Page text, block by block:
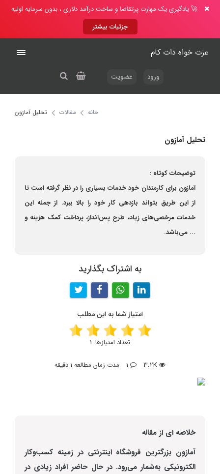
🚀 یادگیری یک مهارت پرتقاضا و ساخت درآمد دلاری ، بدون سرمایه اولیه
جزئیات بیشتر
عزت خواه دات کام
ورود عضویت
خانه مقالات تحلیل آمازون
تحلیل آمازون
توضیحات کوتاه :
آمازون برای کارمندان خود خدمات بسیاری را در نظر گرفته است تا
از این طریق بتواند بازدهی کار خود را بالا ببرد. از جمله این
خدمات مرخصی‌های زیاد، طرح پس‌انداز، پرداخت کمک هزینه و
... می‌باشد.
به اشتراک بگذارید
امتیاز شما به این مطلب
تعداد امتیازها: 1
مدت زمان مطالعه 1 دقیقه
خلاصه ای از مقاله
آمازون بزرگترین فروشگاه اینترنتی در زمینه کسب‌و‌کار
الکترونیکی به‌شمار می‌رود. در حال حاضر افراد زیادی در